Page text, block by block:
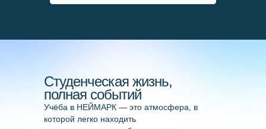
Студенческая жизнь,
полная событий
Учёба в НЕЙМАРК — это атмосфера, в
которой легко находить
Анкетирование